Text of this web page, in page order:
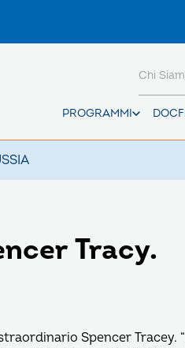
PROGRAMMI
Chi
Tracy.
Spencer Tracey.